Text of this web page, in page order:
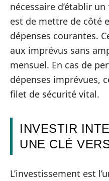
nécessaire d’établir un
est de mettre de côté
dépenses courantes.
aux imprévus sans
mensuel. En cas de
dépenses imprévues,
filet de sécurité vital.
INVESTIR
UNE CLÉ
L’investissement est